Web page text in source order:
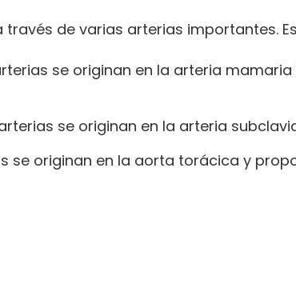
de varias arterias importantes.
se originan en la arteria
se originan en la arteria
se originan en la aorta torácica y